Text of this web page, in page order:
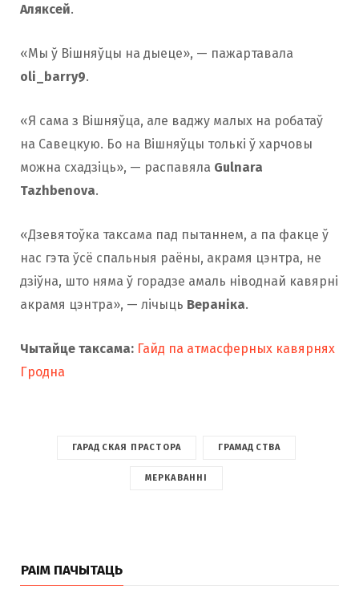
Аляксей.
«Мы ў Вішняўцы на дыеце», — пажартавала
oli_barry9.
«Я сама з Вішняўца, але ваджу малых на робатаў
на Савецкую. Бо на Вішняўцы толькі ў харчовы
можна схадзіць», — распавяла Gulnara
Tazhbenova.
«Дзевятоўка таксама пад пытаннем, а па факце ў
нас гэта ўсё спальныя раёны, акрамя цэнтра, не
дзіўна, што няма ў горадзе амаль ніводнай кавярні
акрамя цэнтра», — лічыць Вераніка.
Чытайце таксама: Гайд па атмасферных кавярнях
Гродна
ГАРАДСКАЯ ПРАСТОРА ГРАМАДСТВА
МЕРКАВАННІ
РАІМ ПАЧЫТАЦЬ